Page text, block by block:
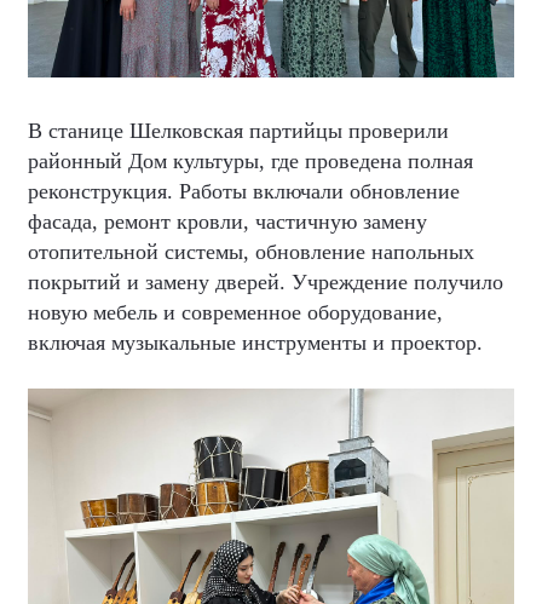
В станице Шелковская партийцы проверили
районный Дом культуры, где проведена полная
реконструкция. Работы включали обновление
фасада, ремонт кровли, частичную замену
отопительной системы, обновление напольных
покрытий и замену дверей. Учреждение получило
новую мебель и современное оборудование,
включая музыкальные инструменты и проектор.